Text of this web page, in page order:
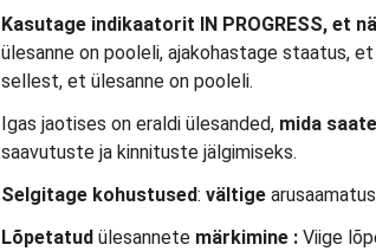
Kasutage indikaatorit IN PROGRESS, et
ülesanne on pooleli, ajakohastage staatus,
sellest, et ülesanne on pooleli.
Igas jaotises on eraldi ülesanded, mida
saavutuste ja kinnituste jälgimiseks.
Selgitage kohustused: vältige
Lõpetatud ülesannete märkimine : Viige